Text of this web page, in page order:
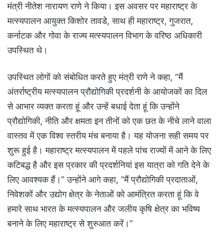
मंत्री नीतेश नारायण राणे ने किया। इस अवसर पर महाराष्ट्र के
मत्स्यपालन आयुक्त किशोर तावडे, साथ ही महाराष्ट्र, गुजरात,
कर्नाटक और गोवा के राज्य मत्स्यपालन विभाग के वरिष्ठ अधिकारी
उपस्थित थे।
उपस्थित लोगों को संबोधित करते हुए मंत्री राणे ने कहा, “मैं
अंतर्राष्ट्रीय मत्स्यपालन प्रौद्योगिकी प्रदर्शनी के आयोजकों का दिल
से आभार व्यक्त करता हूं और उन्हें बधाई देता हूं कि उन्होंने
प्रौद्योगिकी, नीति और क्षमता इन तीनों को एक छत के नीचे लाने वाला
वास्तव में एक विश्व स्तरीय मंच बनाया है। यह योजना सही समय पर
शुरू हुई है। महाराष्ट्र मत्स्यपालन में पहले पांच राज्यों में आने के लिए
कटिबद्ध है और इस प्रकार की प्रदर्शनियां इस यात्रा को गति देने के
लिए आवश्यक हैं।” उन्होंने आगे कहा, “मैं प्रौद्योगिकी प्रदाताओं,
निवेशकों और उद्योग क्षेत्र के नेताओं को आमंत्रित करता हूं कि वे
हमारे साथ भारत के मत्स्यपालन और जलीय कृषि क्षेत्र का भविष्य
बनाने के लिए महाराष्ट्र से शुरुआत करें।”